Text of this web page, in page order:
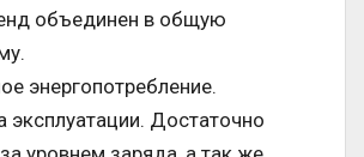
объединен в общую
энергопотребление.
эксплуатации. Достаточно